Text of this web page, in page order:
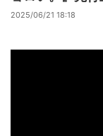
2025/06/21 18:18